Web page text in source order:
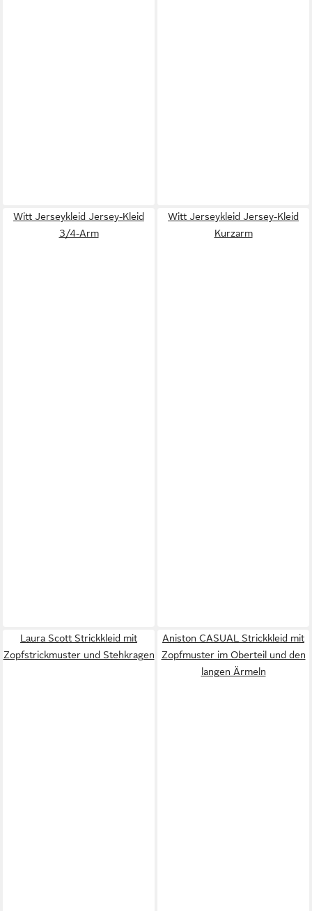
Witt Jerseykleid Jersey-Kleid
3/4-Arm
Witt Jerseykleid Jersey-Kleid
Kurzarm
Laura Scott Strickkleid mit
Zopfstrickmuster und Stehkragen
Aniston CASUAL Strickkleid mit
Zopfmuster im Oberteil und den
langen Ärmeln